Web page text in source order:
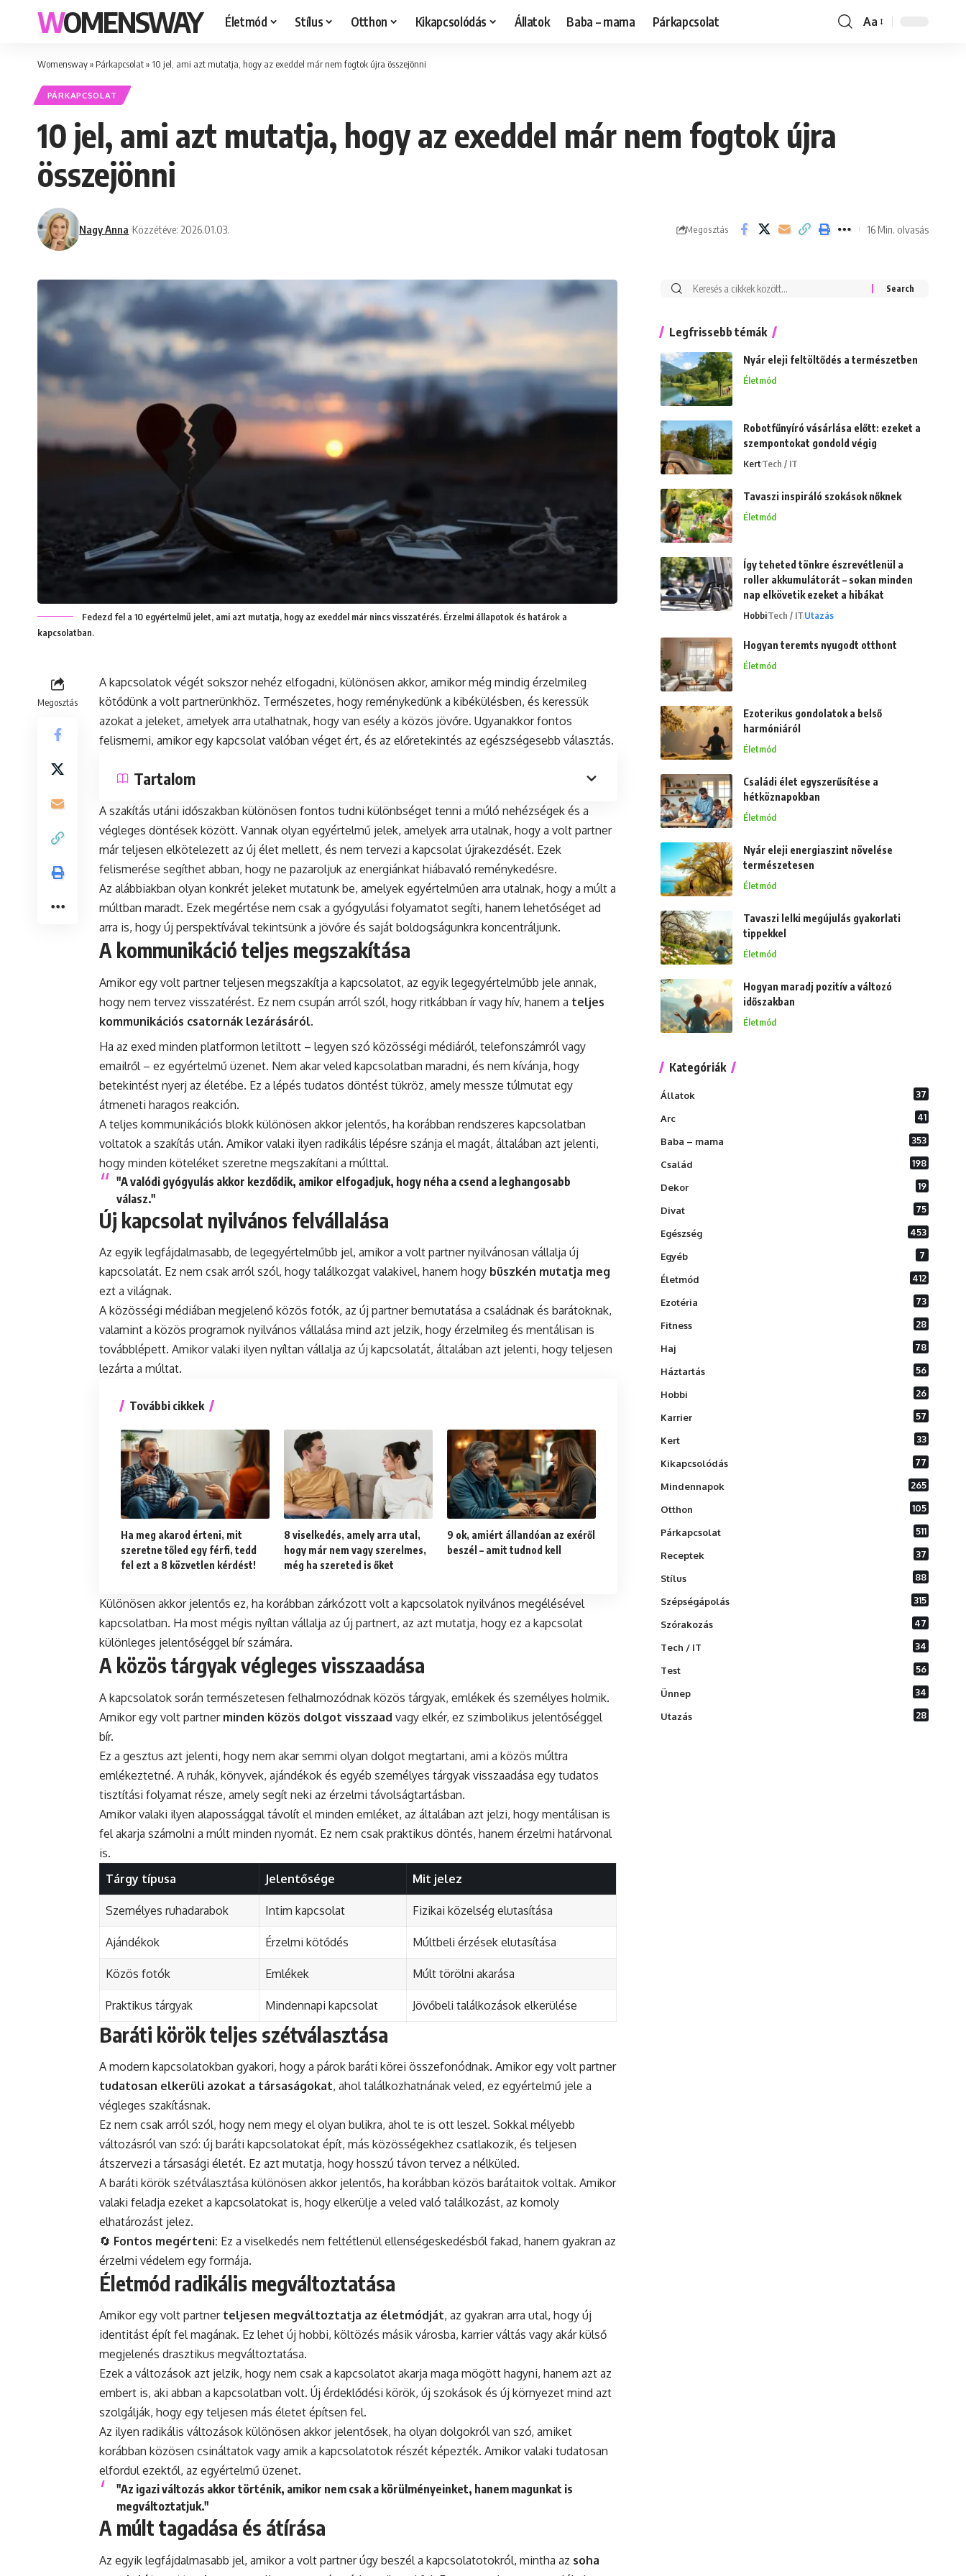
WOMENSWAY Életmód Stílus Otthon Kikapcsolódás Állatok Baba – mama Párkapcsolat
Font
Aa
Womensway» Párkapcsolat» 10 jel, ami azt mutatja, hogy az exeddel már nem fogtok újra összejönni
PÁRKAPCSOLAT
10 jel, ami azt mutatja, hogy az exeddel már nem fogtok újra
összejönni
Nagy Anna Közzétéve: 2026.01.03. Megosztás 16 Min. olvasás
Fedezd fel a 10 egyértelmű jelet, ami azt mutatja, hogy az exeddel már nincs visszatérés. Érzelmi állapotok és határok a
kapcsolatban.
Megosztás
A kapcsolatok végét sokszor nehéz elfogadni, különösen akkor, amikor még mindig érzelmileg
kötődünk a volt partnerünkhöz. Természetes, hogy reménykedünk a kibékülésben, és keressük
azokat a jeleket, amelyek arra utalhatnak, hogy van esély a közös jövőre. Ugyanakkor fontos
felismerni, amikor egy kapcsolat valóban véget ért, és az előretekintés az egészségesebb választás.
Tartalom
A szakítás utáni időszakban különösen fontos tudni különbséget tenni a múló nehézségek és a
végleges döntések között. Vannak olyan egyértelmű jelek, amelyek arra utalnak, hogy a volt partner
már teljesen elkötelezett az új élet mellett, és nem tervezi a kapcsolat újrakezdését. Ezek
felismerése segíthet abban, hogy ne pazaroljuk az energiánkat hiábavaló reménykedésre.
Az alábbiakban olyan konkrét jeleket mutatunk be, amelyek egyértelműen arra utalnak, hogy a múlt a
múltban maradt. Ezek megértése nem csak a gyógyulási folyamatot segíti, hanem lehetőséget ad
arra is, hogy új perspektívával tekintsünk a jövőre és saját boldogságunkra koncentráljunk.
A kommunikáció teljes megszakítása
Amikor egy volt partner teljesen megszakítja a kapcsolatot, az egyik legegyértelműbb jele annak,
hogy nem tervez visszatérést. Ez nem csupán arról szól, hogy ritkábban ír vagy hív, hanem a teljes
kommunikációs csatornák lezárásáról.
Ha az exed minden platformon letiltott – legyen szó közösségi médiáról, telefonszámról vagy
emailről – ez egyértelmű üzenet. Nem akar veled kapcsolatban maradni, és nem kívánja, hogy
betekintést nyerj az életébe. Ez a lépés tudatos döntést tükröz, amely messze túlmutat egy
átmeneti haragos reakción.
A teljes kommunikációs blokk különösen akkor jelentős, ha korábban rendszeres kapcsolatban
voltatok a szakítás után. Amikor valaki ilyen radikális lépésre szánja el magát, általában azt jelenti,
hogy minden köteléket szeretne megszakítani a múlttal.
"A valódi gyógyulás akkor kezdődik, amikor elfogadjuk, hogy néha a csend a leghangosabb
válasz."
Új kapcsolat nyilvános felvállalása
Az egyik legfájdalmasabb, de legegyértelműbb jel, amikor a volt partner nyilvánosan vállalja új
kapcsolatát. Ez nem csak arról szól, hogy találkozgat valakivel, hanem hogy büszkén mutatja meg
ezt a világnak.
A közösségi médiában megjelenő közös fotók, az új partner bemutatása a családnak és barátoknak,
valamint a közös programok nyilvános vállalása mind azt jelzik, hogy érzelmileg és mentálisan is
továbblépett. Amikor valaki ilyen nyíltan vállalja az új kapcsolatát, általában azt jelenti, hogy teljesen
lezárta a múltat.
További cikkek
Ha meg akarod érteni, mit
szeretne tőled egy férfi, tedd
fel ezt a 8 közvetlen kérdést!
8 viselkedés, amely arra utal,
hogy már nem vagy szerelmes,
még ha szereted is őket
9 ok, amiért állandóan az exéről
beszél – amit tudnod kell
Különösen akkor jelentős ez, ha korábban zárkózott volt a kapcsolatok nyilvános megélésével
kapcsolatban. Ha most mégis nyíltan vállalja az új partnert, az azt mutatja, hogy ez a kapcsolat
különleges jelentőséggel bír számára.
A közös tárgyak végleges visszaadása
A kapcsolatok során természetesen felhalmozódnak közös tárgyak, emlékek és személyes holmik.
Amikor egy volt partner minden közös dolgot visszaad vagy elkér, ez szimbolikus jelentőséggel
bír.
Ez a gesztus azt jelenti, hogy nem akar semmi olyan dolgot megtartani, ami a közös múltra
emlékeztetné. A ruhák, könyvek, ajándékok és egyéb személyes tárgyak visszaadása egy tudatos
tisztítási folyamat része, amely segít neki az érzelmi távolságtartásban.
Amikor valaki ilyen alapossággal távolít el minden emléket, az általában azt jelzi, hogy mentálisan is
fel akarja számolni a múlt minden nyomát. Ez nem csak praktikus döntés, hanem érzelmi határvonal
is.
Tárgy típusa
Jelentősége Mit jelez
Személyes ruhadarabok Intim kapcsolat Fizikai közelség elutasítása
Ajándékok Érzelmi kötődés Múltbeli érzések elutasítása
Közös fotók Emlékek Múlt törölni akarása
Praktikus tárgyak Mindennapi kapcsolat Jövőbeli találkozások elkerülése
Baráti körök teljes szétválasztása
A modern kapcsolatokban gyakori, hogy a párok baráti körei összefonódnak. Amikor egy volt partner
tudatosan elkerüli azokat a társaságokat, ahol találkozhatnának veled, ez egyértelmű jele a
végleges szakításnak.
Ez nem csak arról szól, hogy nem megy el olyan bulikra, ahol te is ott leszel. Sokkal mélyebb
változásról van szó: új baráti kapcsolatokat épít, más közösségekhez csatlakozik, és teljesen
átszervezi a társasági életét. Ez azt mutatja, hogy hosszú távon tervez a nélküled.
A baráti körök szétválasztása különösen akkor jelentős, ha korábban közös barátaitok voltak. Amikor
valaki feladja ezeket a kapcsolatokat is, hogy elkerülje a veled való találkozást, az komoly
elhatározást jelez.
🔄 Fontos megérteni: Ez a viselkedés nem feltétlenül ellenségeskedésből fakad, hanem gyakran az
érzelmi védelem egy formája.
Életmód radikális megváltoztatása
Amikor egy volt partner teljesen megváltoztatja az életmódját, az gyakran arra utal, hogy új
identitást épít fel magának. Ez lehet új hobbi, költözés másik városba, karrier váltás vagy akár külső
megjelenés drasztikus megváltoztatása.
Ezek a változások azt jelzik, hogy nem csak a kapcsolatot akarja maga mögött hagyni, hanem azt az
embert is, aki abban a kapcsolatban volt. Új érdeklődési körök, új szokások és új környezet mind azt
szolgálják, hogy egy teljesen más életet építsen fel.
Az ilyen radikális változások különösen akkor jelentősek, ha olyan dolgokról van szó, amiket
korábban közösen csináltatok vagy amik a kapcsolatotok részét képezték. Amikor valaki tudatosan
elfordul ezektől, az egyértelmű üzenet.
"Az igazi változás akkor történik, amikor nem csak a körülményeinket, hanem magunkat is
megváltoztatjuk."
A múlt tagadása és átírása
Az egyik legfájdalmasabb jel, amikor a volt partner úgy beszél a kapcsolatotokról, mintha az soha
Keresés:
Legfrissebb témák
Nyár eleji feltöltődés a természetben
Életmód
Robotfűnyíró vásárlása előtt: ezeket a
szempontokat gondold végig
KertTech / IT
Tavaszi inspiráló szokások nőknek
Életmód
Így teheted tönkre észrevétlenül a
roller akkumulátorát – sokan minden
nap elkövetik ezeket a hibákat
HobbiTech / ITUtazás
Hogyan teremts nyugodt otthont
Életmód
Ezoterikus gondolatok a belső
harmóniáról
Életmód
Családi élet egyszerűsítése a
hétköznapokban
Életmód
Nyár eleji energiaszint növelése
természetesen
Életmód
Tavaszi lelki megújulás gyakorlati
tippekkel
Életmód
Hogyan maradj pozitív a változó
időszakban
Életmód
Kategóriák
Állatok 37
Arc 41
Baba – mama 353
Család 198
Dekor 19
Divat 75
Egészség 453
Egyéb 7
Életmód 412
Ezotéria 73
Fitness 28
Haj 78
Háztartás 56
Hobbi 26
Karrier 57
Kert 33
Kikapcsolódás 77
Mindennapok 265
Otthon 105
Párkapcsolat 511
Receptek 37
Stílus 88
Szépségápolás 315
Szórakozás 47
Tech / IT 34
Test 56
Ünnep 34
Utazás 28